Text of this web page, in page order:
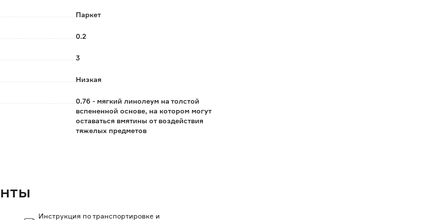
полов, максимальная температура которых не
помещениях.
в квадратных метрах.
партии к партии.
вашего устройства.
Паркет
0.2
3
Низкая
0.76 - мягкий линолеум на толстой
вспененной основе, на котором могут
оставаться вмятины от воздействия
тяжелых предметов
Инструкция по транспортировке и